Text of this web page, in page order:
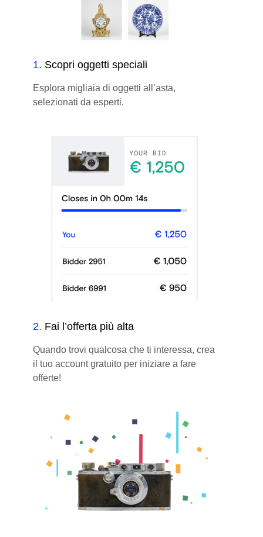
1. Scopri oggetti speciali
Esplora migliaia di oggetti all’asta,
selezionati da esperti.
2. Fai l’offerta più alta
Quando trovi qualcosa che ti interessa, crea
il tuo account gratuito per iniziare a fare
offerte!